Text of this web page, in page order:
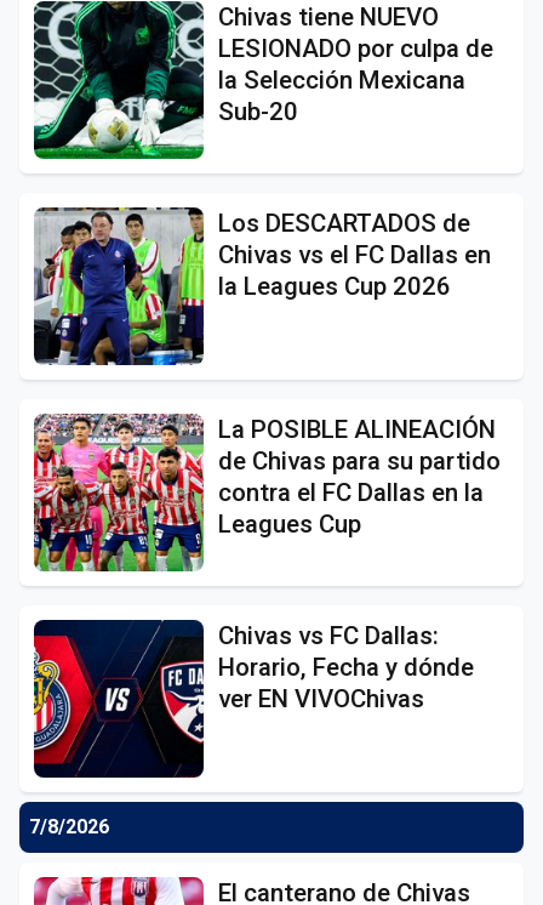
Chivas tiene NUEVO
LESIONADO por culpa de
la Selección Mexicana
Sub-20
Los DESCARTADOS de
Chivas vs el FC Dallas en
la Leagues Cup 2026
La POSIBLE ALINEACIÓN
de Chivas para su partido
contra el FC Dallas en la
Leagues Cup
Chivas vs FC Dallas:
Horario, Fecha y dónde
ver EN VIVOChivas
7/8/2026
El canterano de Chivas